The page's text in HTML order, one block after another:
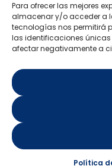
Para ofrecer las mejores
almacenar y/o acceder a
tecnologías nos permitirá
las identificaciones únicas
afectar negativamente a
Política